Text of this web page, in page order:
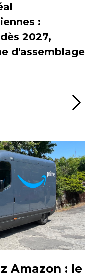
:
2027,
d'assemblage
Amazon : le